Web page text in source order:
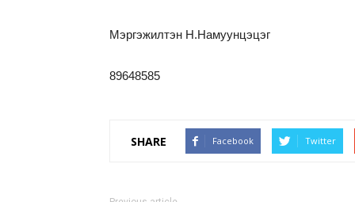
Мэргэжилтэн Н.Намуунцэцэг
89648585
SHARE Facebook Twitter